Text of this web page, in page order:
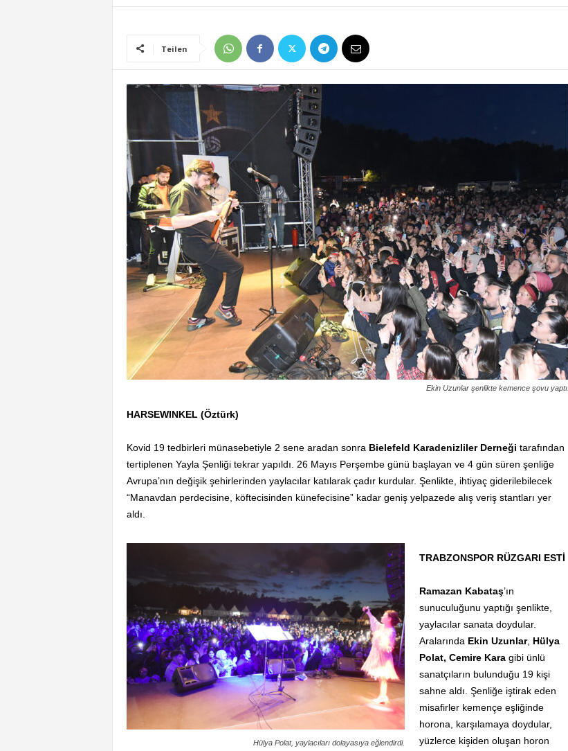
Teilen
Ekin Uzunlar şenlikte kemence şovu yaptı.
HARSEWINKEL (Öztürk)
Kovid 19 tedbirleri münasebetiyle 2 sene aradan sonra Bielefeld Karadenizliler Derneği tarafından
tertiplenen Yayla Şenliği tekrar yapıldı. 26 Mayıs Perşembe günü başlayan ve 4 gün süren şenliğe
Avrupa’nın değişik şehirlerinden yaylacılar katılarak çadır kurdular. Şenlikte, ihtiyaç giderilebilecek
“Manavdan perdecisine, köftecisinden künefecisine” kadar geniş yelpazede alış veriş stantları yer
aldı.
Hülya Polat, yaylacıları dolayasıya eğlendirdi.
TRABZONSPOR RÜZGARI ESTİ
Ramazan Kabataş’ın
sunuculuğunu yaptığı şenlikte,
yaylacılar sanata doydular.
Aralarında Ekin Uzunlar, Hülya
Polat, Cemire Karagibi ünlü
sanatçıların bulunduğu 19 kişi
sahne aldı. Şenliğe iştirak eden
misafirler kemençe eşliğinde
horona, karşılamaya doydular,
yüzlerce kişiden oluşan horon